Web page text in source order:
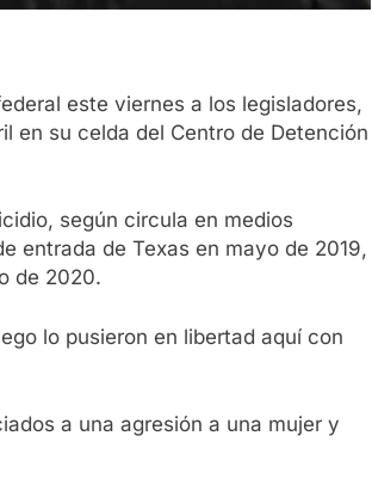
este viernes a los legisladores,
en su celda del Centro de Detención
según circula en medios
entrada de Texas en mayo de 2019,
de 2020.
lo pusieron en libertad aquí con
a una agresión a una mujer y